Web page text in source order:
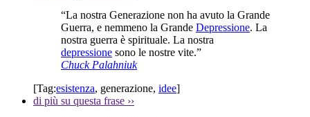
“La nostra Generazione non ha avuto la Grande
Guerra, e nemmeno la Grande Depressione. La
nostra guerra è spirituale. La nostra
depressione sono le nostre vite.”
Chuck Palahniuk
[Tag:esistenza, generazione, idee]
di più su questa frase ››